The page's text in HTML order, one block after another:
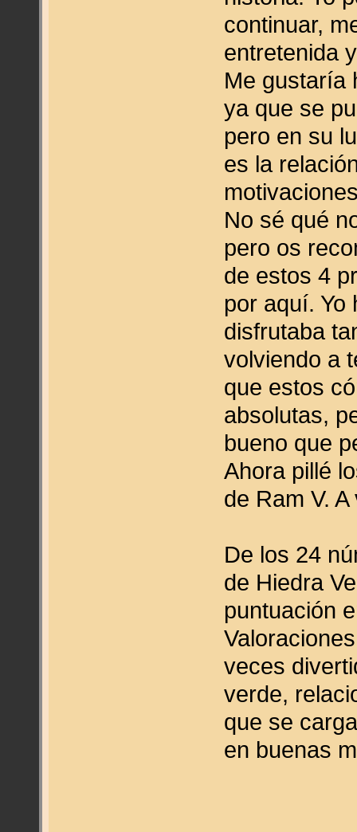
continuar,
entretenida
Me gustaría
ya que se
pero en su
es la
No sé qué
pero os
de estos 4
por aquí.
disfrutaba
volviendo a
que estos
absolutas,
bueno que
Ahora pillé
de Ram V.
De los 24
de Hiedra
puntuación
veces
verde,
que se
en buenas